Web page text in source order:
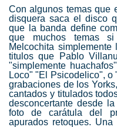
Con algunos temas que
disquera saca el disco
que la banda define
que muchos temas
Melcochita
titulos que Pablo
"simplemente
Loco" "El Psicodelico",
grabaciones de los
cantados y titulados
desconcertante desde
foto de carátula del
apurados retoques.